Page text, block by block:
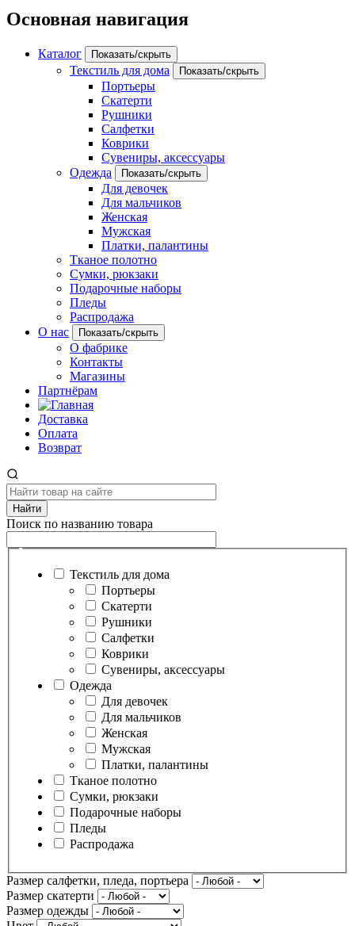
Основная навигация
Каталог Показать/скрыть
Текстиль для дома Показать/скрыть
Портьеры
Скатерти
Рушники
Салфетки
Коврики
Сувениры, аксессуары
Одежда
Показать/скрыть
Для девочек
Для мальчиков
Женская
Мужская
Платки, палантины
Тканое полотно
Сумки, рюкзаки
Подарочные наборы
Пледы
Распродажа
О нас
Показать/скрыть
О фабрике
Контакты
Магазины
Партнёрам
Доставка
Оплата
Возврат
Найти
Поиск по названию товара
Текстиль для дома
Портьеры
Скатерти
Рушники
Салфетки
Коврики
Сувениры, аксессуары
Одежда
Для девочек
Для мальчиков
Женская
Мужская
Платки, палантины
Тканое полотно
Сумки, рюкзаки
Подарочные наборы
Пледы
Распродажа
Размер салфетки, пледа, портьера
Размер скатерти
Размер одежды